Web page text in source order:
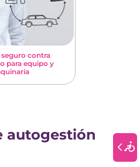
seguro contra
para equipo y
autogestión